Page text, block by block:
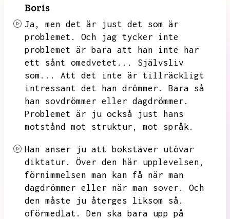
Boris
Ja,
men det är just det som är
problemet.
Och jag tycker inte
problemet är bara att han inte har
ett sånt omedvetet...
Självsliv
som...
Att det inte är tillräckligt
intressant det han drömmer.
Bara så
han sovdrömmer eller dagdrömmer.
Problemet är ju också just hans
motstånd mot struktur,
mot språk.
Han anser ju att bokstäver utövar
diktatur.
Över den här upplevelsen,
förnimmelsen man kan få när man
dagdrömmer eller när man sover.
Och
den måste ju återges liksom så.
oförmedlat.
Den ska bara upp på